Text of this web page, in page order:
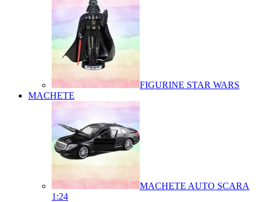
FIGURINE STAR WARS
MACHETE
MACHETE AUTO SCARA
1:24